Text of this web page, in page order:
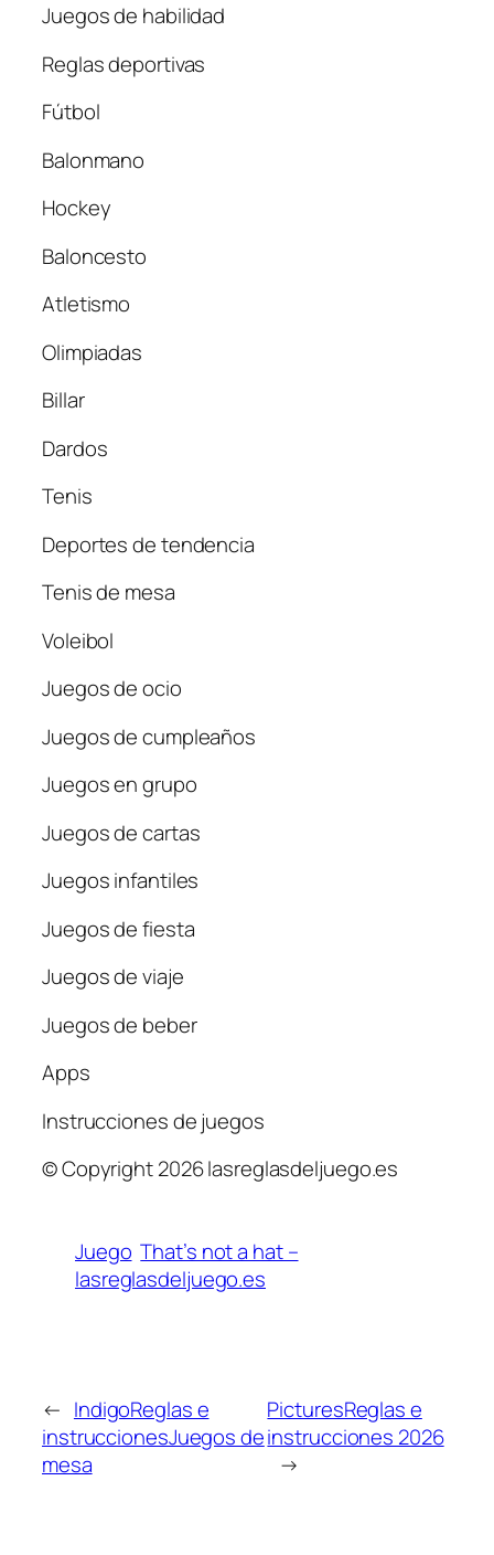
Juegos de habilidad
Reglas deportivas
Fútbol
Balonmano
Hockey
Baloncesto
Atletismo
Olimpiadas
Billar
Dardos
Tenis
Deportes de tendencia
Tenis de mesa
Voleibol
Juegos de ocio
Juegos de cumpleaños
Juegos en grupo
Juegos de cartas
Juegos infantiles
Juegos de fiesta
Juegos de viaje
Juegos de beber
Apps
Instrucciones de juegos
© Copyright 2026 lasreglasdeljuego.es
Juego That’s not a hat –
lasreglasdeljuego.es
← IndigoReglas e
instruccionesJuegos de
mesa
PicturesReglas e
instrucciones 2026
→